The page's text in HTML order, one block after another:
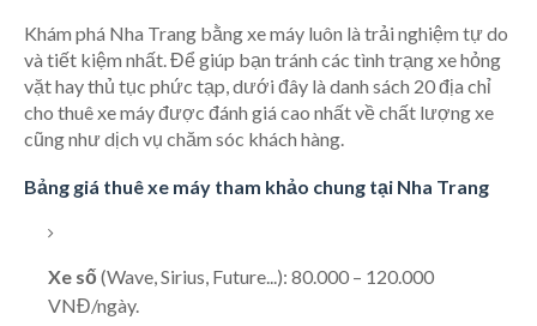
Khám phá Nha Trang bằng xe máy luôn là trải nghiệm tự do
và tiết kiệm nhất. Để giúp bạn tránh các tình trạng xe hỏng
vặt hay thủ tục phức tạp, dưới đây là danh sách 20 địa chỉ
cho thuê xe máy được đánh giá cao nhất về chất lượng xe
cũng như dịch vụ chăm sóc khách hàng.
Bảng giá thuê xe máy tham khảo chung tại Nha Trang
Xe số (Wave, Sirius, Future...): 80.000 – 120.000
VNĐ/ngày.